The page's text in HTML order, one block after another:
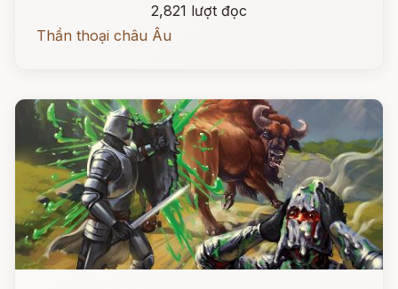
2,821 lượt đọc
Thần thoại châu Âu